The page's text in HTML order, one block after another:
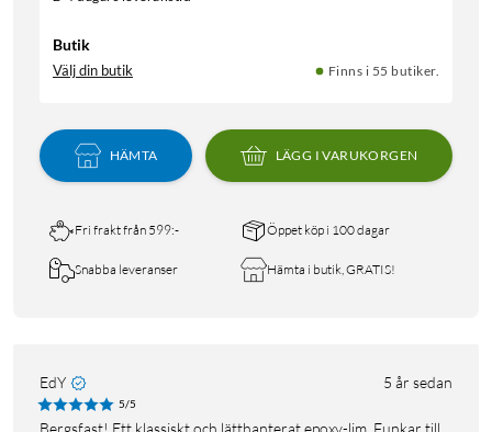
Butik
Välj din butik Finns i 55 butiker.
HÄMTA LÄGG I VARUKORGEN
Fri frakt från 599:- Öppet köp i 100 dagar
Snabba leveranser Hämta i butik, GRATIS!
EdY 5 år sedan
5/5